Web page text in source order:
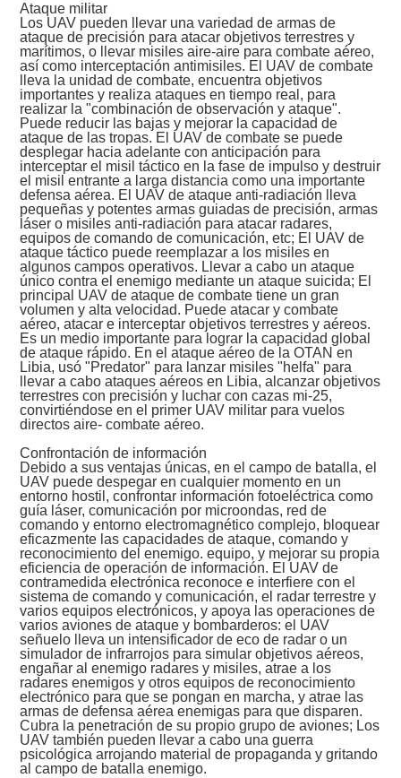
Ataque militar
Los UAV pueden llevar una variedad de armas de
ataque de precisión para atacar objetivos terrestres y
marítimos, o llevar misiles aire-aire para combate aéreo,
así como interceptación antimisiles. El UAV de combate
lleva la unidad de combate, encuentra objetivos
importantes y realiza ataques en tiempo real, para
realizar la "combinación de observación y ataque".
Puede reducir las bajas y mejorar la capacidad de
ataque de las tropas. El UAV de combate se puede
desplegar hacia adelante con anticipación para
interceptar el misil táctico en la fase de impulso y destruir
el misil entrante a larga distancia como una importante
defensa aérea. El UAV de ataque anti-radiación lleva
pequeñas y potentes armas guiadas de precisión, armas
láser o misiles anti-radiación para atacar radares,
equipos de comando de comunicación, etc; El UAV de
ataque táctico puede reemplazar a los misiles en
algunos campos operativos. Llevar a cabo un ataque
único contra el enemigo mediante un ataque suicida; El
principal UAV de ataque de combate tiene un gran
volumen y alta velocidad. Puede atacar y combate
aéreo, atacar e interceptar objetivos terrestres y aéreos.
Es un medio importante para lograr la capacidad global
de ataque rápido. En el ataque aéreo de la OTAN en
Libia, usó "Predator" para lanzar misiles "helfa" para
llevar a cabo ataques aéreos en Libia, alcanzar objetivos
terrestres con precisión y luchar con cazas mi-25,
convirtiéndose en el primer UAV militar para vuelos
directos aire- combate aéreo.
Confrontación de información
Debido a sus ventajas únicas, en el campo de batalla, el
UAV puede despegar en cualquier momento en un
entorno hostil, confrontar información fotoeléctrica como
guía láser, comunicación por microondas, red de
comando y entorno electromagnético complejo, bloquear
eficazmente las capacidades de ataque, comando y
reconocimiento del enemigo. equipo, y mejorar su propia
eficiencia de operación de información. El UAV de
contramedida electrónica reconoce e interfiere con el
sistema de comando y comunicación, el radar terrestre y
varios equipos electrónicos, y apoya las operaciones de
varios aviones de ataque y bombarderos: el UAV
señuelo lleva un intensificador de eco de radar o un
simulador de infrarrojos para simular objetivos aéreos,
engañar al enemigo radares y misiles, atrae a los
radares enemigos y otros equipos de reconocimiento
electrónico para que se pongan en marcha, y atrae las
armas de defensa aérea enemigas para que disparen.
Cubra la penetración de su propio grupo de aviones; Los
UAV también pueden llevar a cabo una guerra
psicológica arrojando material de propaganda y gritando
al campo de batalla enemigo.